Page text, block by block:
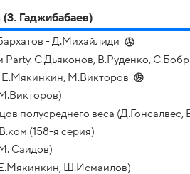
(З. Гаджибабаев)
- Д.Михайлиди
Party. С.Дьяконов, В.Руденко,
Е.Мякинкин, М.Викторов
полусреднего веса
(158-я серия)
Саидов)
Ш.Исмаилов)